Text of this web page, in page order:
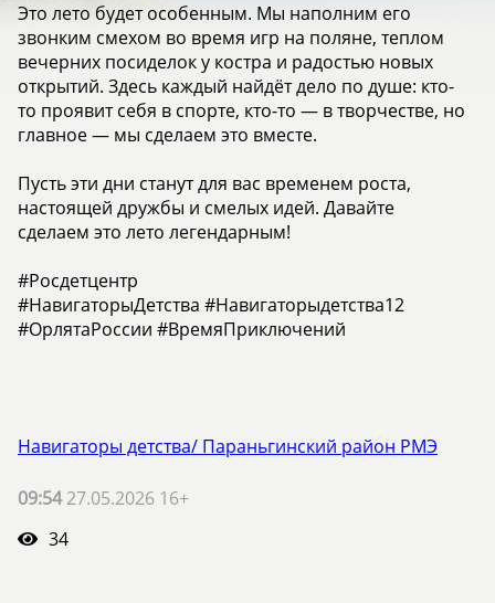
Это лето будет особенным. Мы наполним его
звонким смехом во время игр на поляне, теплом
вечерних посиделок у костра и радостью новых
открытий. Здесь каждый найдёт дело по душе: кто-
то проявит себя в спорте, кто-то — в творчестве, но
главное — мы сделаем это вместе.
Пусть эти дни станут для вас временем роста,
настоящей дружбы и смелых идей. Давайте
сделаем это лето легендарным!
#Росдетцентр
#НавигаторыДетства #Навигаторыдетства12
#ОрлятаРоссии #ВремяПриключений
Навигаторы детства/ Параньгинский район РМЭ
09:5427.05.2026 16+
34